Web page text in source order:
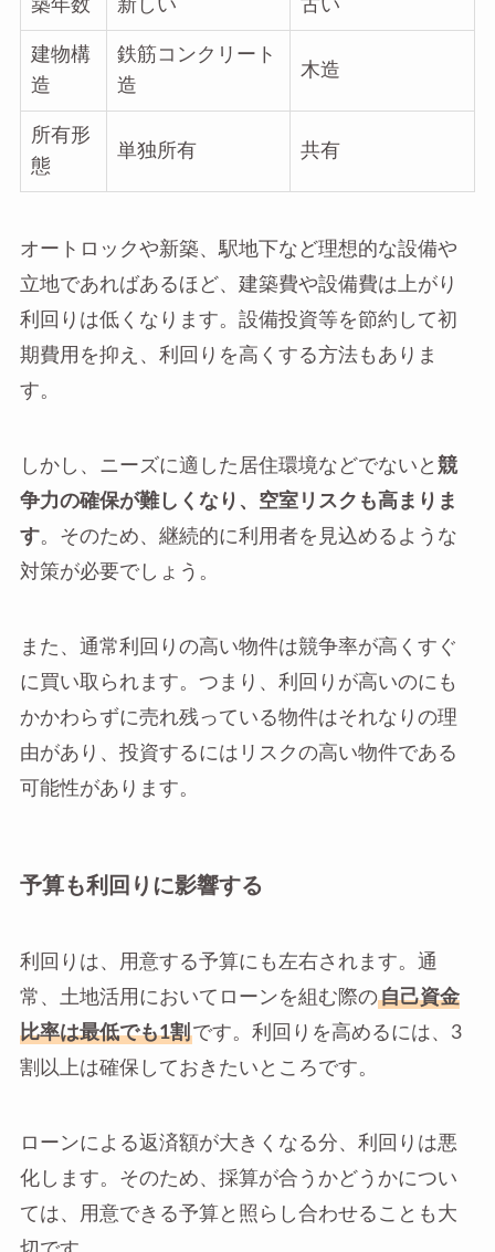
築年数 新しい 古い
建物構
造
鉄筋コンクリート
造
木造
所有形
態
単独所有 共有
オートロックや新築、駅地下など理想的な設備や
立地であればあるほど、建築費や設備費は上がり
利回りは低くなります。設備投資等を節約して初
期費用を抑え、利回りを高くする方法もありま
す。
しかし、ニーズに適した居住環境などでないと 競
争力の確保が難しくなり、空室リスクも高まりま
す。そのため、継続的に利用者を見込めるような
対策が必要でしょう。
また、通常利回りの高い物件は競争率が高くすぐ
に買い取られます。つまり、利回りが高いのにも
かかわらずに売れ残っている物件はそれなりの理
由があり、投資するにはリスクの高い物件である
可能性があります。
予算も利回りに影響する
利回りは、用意する予算にも左右されます。通
常、土地活用においてローンを組む際の自己資金
比率は最低でも1割です。利回りを高めるには、3
割以上は確保しておきたいところです。
ローンによる返済額が大きくなる分、利回りは悪
化します。そのため、採算が合うかどうかについ
ては、用意できる予算と照らし合わせることも大